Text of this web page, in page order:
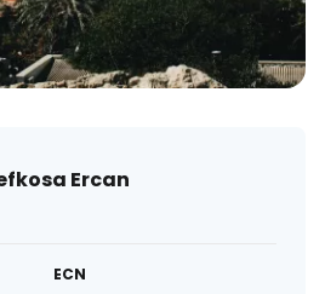
Ercan
ECN